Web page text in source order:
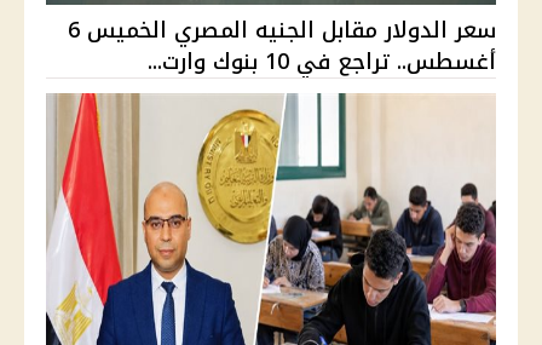
سعر الدولار مقابل الجنيه المصري الخميس 6
أغسطس.. تراجع في 10 بنوك وارت...